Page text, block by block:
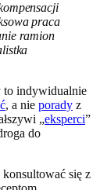
praca
ramion
to indywidualnie
, a nie porady z
„eksperci”
do
się z